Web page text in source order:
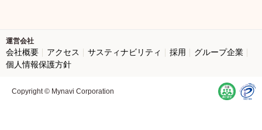
運営会社
会社概要 アクセス サスティナビリティ 採用
グループ企業
個人情報保護方針
Copyright © Mynavi Corporation